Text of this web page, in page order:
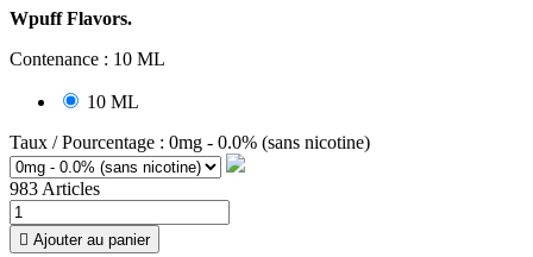
Wpuff Flavors.
Contenance : 10 ML
10 ML
Taux / Pourcentage : 0mg - 0.0% (sans nicotine)
983 Articles
 Ajouter au panier